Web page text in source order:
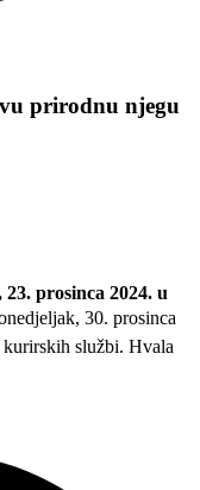
prirodnu njegu
prosinca 2024. u
30. prosinca
službi. Hvala